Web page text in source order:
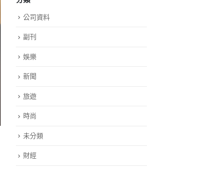
公司資料
副刊
娛樂
新聞
旅遊
時尚
未分類
財經